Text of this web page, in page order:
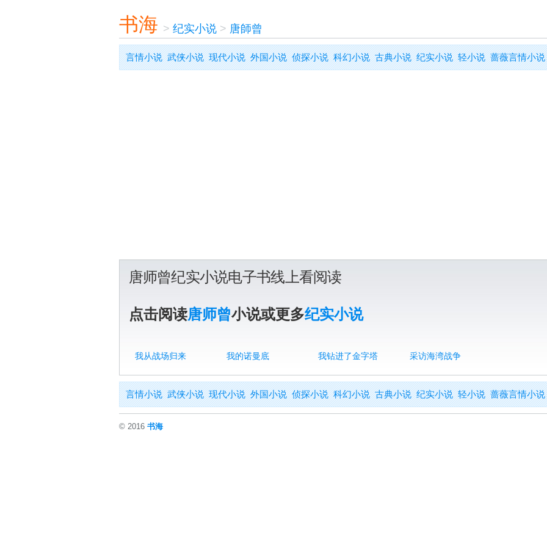
书海 > 纪实小说> 唐師曾
言情小说 武侠小说 现代小说 外国小说 侦探小说 科幻小说 古典小说 纪实小说 轻小说 蔷薇言情小说
唐师曾纪实小说电子书线上看阅读
点击阅读唐师曾小说或更多纪实小说
我从战场归来 我的诺曼底 我钻进了金字塔 采访海湾战争
言情小说 武侠小说 现代小说 外国小说 侦探小说 科幻小说 古典小说 纪实小说 轻小说 蔷薇言情小说
© 2016 书海